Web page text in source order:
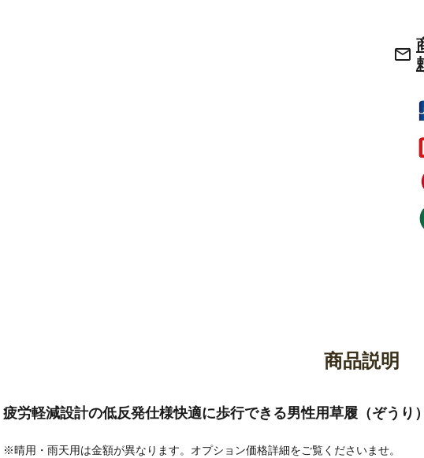
mail_outline
商品説明
疲労軽減設計の低反発仕様快適に歩行できる男性用草履（ぞうり
※晴用・雨天用は金額が異なります。オプション価格詳細をご覧くださいませ。